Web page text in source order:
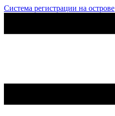
Система регистрации на острове